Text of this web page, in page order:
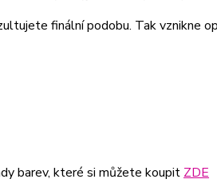
finální podobu. Tak vznikne
barev, které si můžete koupit ZDE